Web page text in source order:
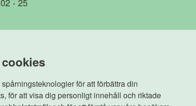
för att förbättra din
för att visa dig personligt innehåll och riktade
- 25
Kollegor